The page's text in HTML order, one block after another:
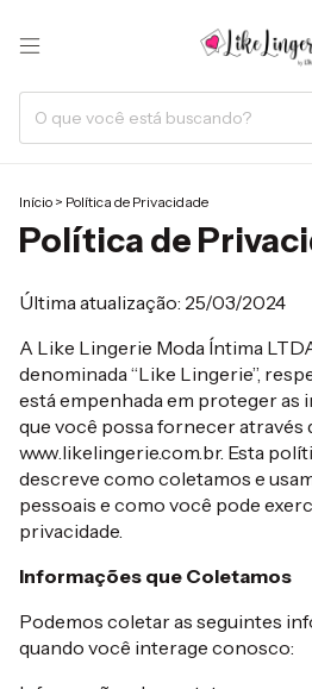
Início > Política de Privacidade
Política de
Última atualização: 25/03/2024
A Like Lingerie Moda Íntima
denominada “Like Lingerie”,
está empenhada em proteger as
que você possa fornecer através
www.likelingerie.com.br. Esta
descreve como coletamos e
pessoais e como você pode
privacidade.
Informações que Coletamos
Podemos coletar as seguintes
quando você interage conosco: